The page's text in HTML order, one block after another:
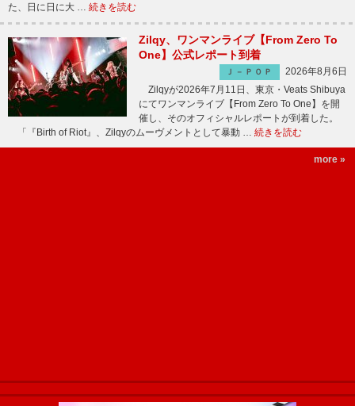
た、日に日に大 … 続きを読む
Zilqy、ワンマンライブ【From Zero To
One】公式レポート到着
Ｊ－ＰＯＰ
2026年8月6日
Zilqyが2026年7月11日、東京・Veats Shibuya
にてワンマンライブ【From Zero To One】を開
催し、そのオフィシャルレポートが到着した。
「『Birth of Riot』、Zilqyのムーヴメントとして暴動 … 続きを読む
more »